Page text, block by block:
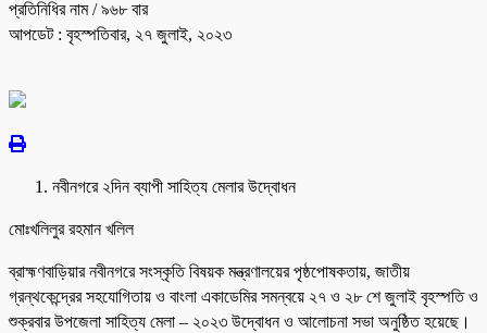
প্রতিনিধির নাম/ ৯৬৮ বার
আপডেট : বৃহস্পতিবার, ২৭ জুলাই, ২০২৩
নবীনগরে ২দিন ব্যাপী সাহিত্য মেলার উদ্বোধন
মোঃখলিলুর রহমান খলিল
ব্রাহ্মণবাড়িয়ার নবীনগরে সংস্কৃতি বিষয়ক মন্ত্রণালয়ের পৃষ্ঠপোষকতায়, জাতীয়
গ্রন্থকেন্দ্রের সহযোগিতায় ও বাংলা একাডেমির সমন্বয়ে ২৭ ও ২৮ শে জুলাই বৃহস্পতি ও
শুক্রবার উপজেলা সাহিত্য মেলা – ২০২৩ উদ্বোধন ও আলোচনা সভা অনুষ্ঠিত হয়েছে।